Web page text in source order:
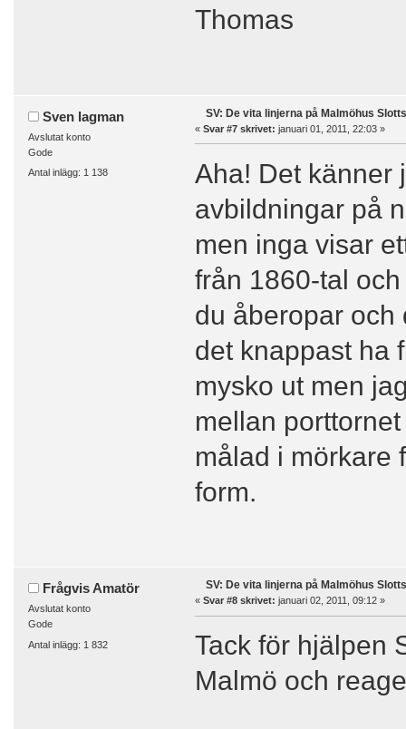
Thomas
Sven lagman
Avslutat konto
Gode
Antal inlägg: 1 138
SV: De vita linjerna på Malmöhus
« Svar #7 skrivet: januari 01, 2011, 22:03 »
Aha! Det känner
avbildningar på
men inga visar
från 1860-tal
du åberopar och
det knappast ha
mysko ut men
mellan
målad i mörkare
form.
Frågvis Amatör
Avslutat konto
Gode
Antal inlägg: 1 832
SV: De vita linjerna på Malmöhus
« Svar #8 skrivet: januari 02, 2011, 09:12 »
Tack för hjälpen
Malmö och